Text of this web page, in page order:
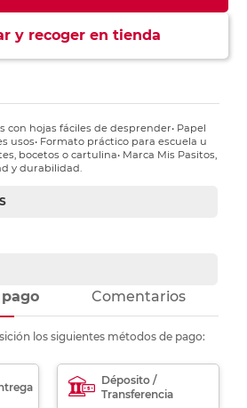
y recoger en tienda
con hojas fáciles de desprender• Papel
usos• Formato práctico para escuela u
bocetos o cartulina• Marca Mis Pasitos,
y durabilidad.
Comentarios
los siguientes métodos de pago:
Déposito /
Transferencia